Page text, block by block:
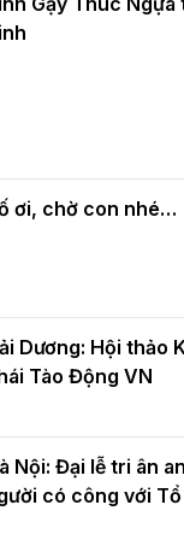
mừng Đại lễ
mùa Phật đảnquả
ơi, chờ con nhé…
Dương: Hội thảo
Tào Động VN
Nội: Đại lễ tri ân
có công với